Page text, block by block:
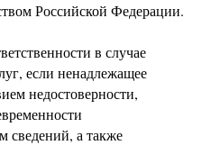
Российской Федерации.
в случае
если ненадлежащее
недостоверности,
сведений, а также